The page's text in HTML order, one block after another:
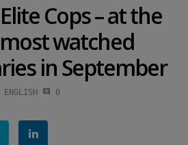
Cops – at the
watched
in September
ENGLISH 0